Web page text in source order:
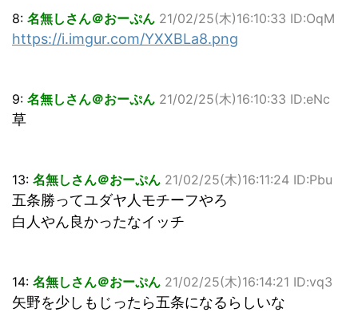
8: 名無しさん＠おーぷん 21/02/25(木)16:10:33 ID:OqM
https://i.imgur.com/YXXBLa8.png
9: 名無しさん＠おーぷん 21/02/25(木)16:10:33 ID:eNc
草
13: 名無しさん＠おーぷん 21/02/25(木)16:11:24 ID:Pbu
五条勝ってユダヤ人モチーフやろ
白人やん良かったなイッチ
14: 名無しさん＠おーぷん 21/02/25(木)16:14:21 ID:vq3
矢野を少しもじったら五条になるらしいな